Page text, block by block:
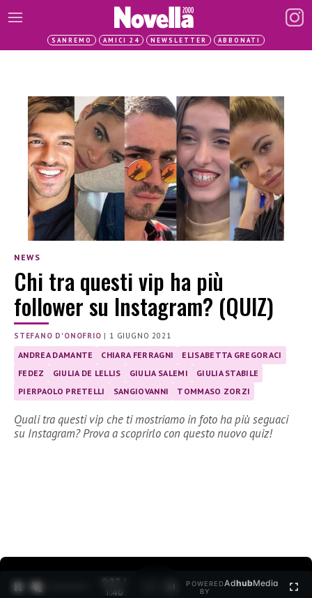
SANREMO AMICI 24 NEWSLETTER ABBONATI
NEWS
Chi tra questi vip ha più
follower su Instagram? (QUIZ)
STEFANO D'ONOFRIO | 1 GIUGNO 2021
ANDREA DAMANTE CHIARA FERRAGNI
ELISABETTA GREGORACI
FEDEZ
GIULIA DE LELLIS GIULIA SALEMI
GIULIA STABILE
PIERPAOLO PRETELLI
SANGIOVANNI TOMMASO ZORZI
Quali tra questi vip che ti mostriamo in foto ha più seguaci
su Instagram? Prova a scoprirlo con questo nuovo quiz!
0:27 /
1:40
POWERED
BY
AdhubMedia